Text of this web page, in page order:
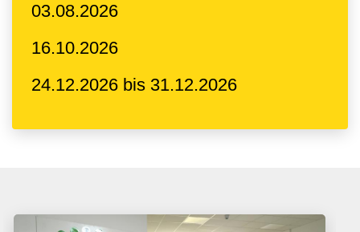
03.08.2026
16.10.2026
24.12.2026 bis 31.12.2026